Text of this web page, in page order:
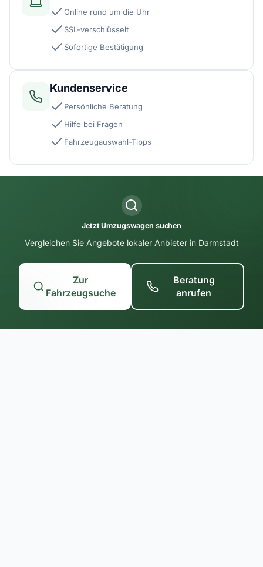
Online rund um die Uhr
SSL-verschlüsselt
Sofortige Bestätigung
Kundenservice
Persönliche Beratung
Hilfe bei Fragen
Fahrzeugauswahl-Tipps
Jetzt Umzugswagen suchen
Vergleichen Sie Angebote lokaler Anbieter in Darmstadt
Zur
Fahrzeugsuche
Beratung
anrufen